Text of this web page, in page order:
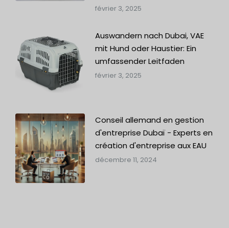
février 3, 2025
Auswandern nach Dubai, VAE
mit Hund oder Haustier: Ein
umfassender Leitfaden
février 3, 2025
Conseil allemand en gestion
d'entreprise Dubaï - Experts en
création d'entreprise aux EAU
décembre 11, 2024